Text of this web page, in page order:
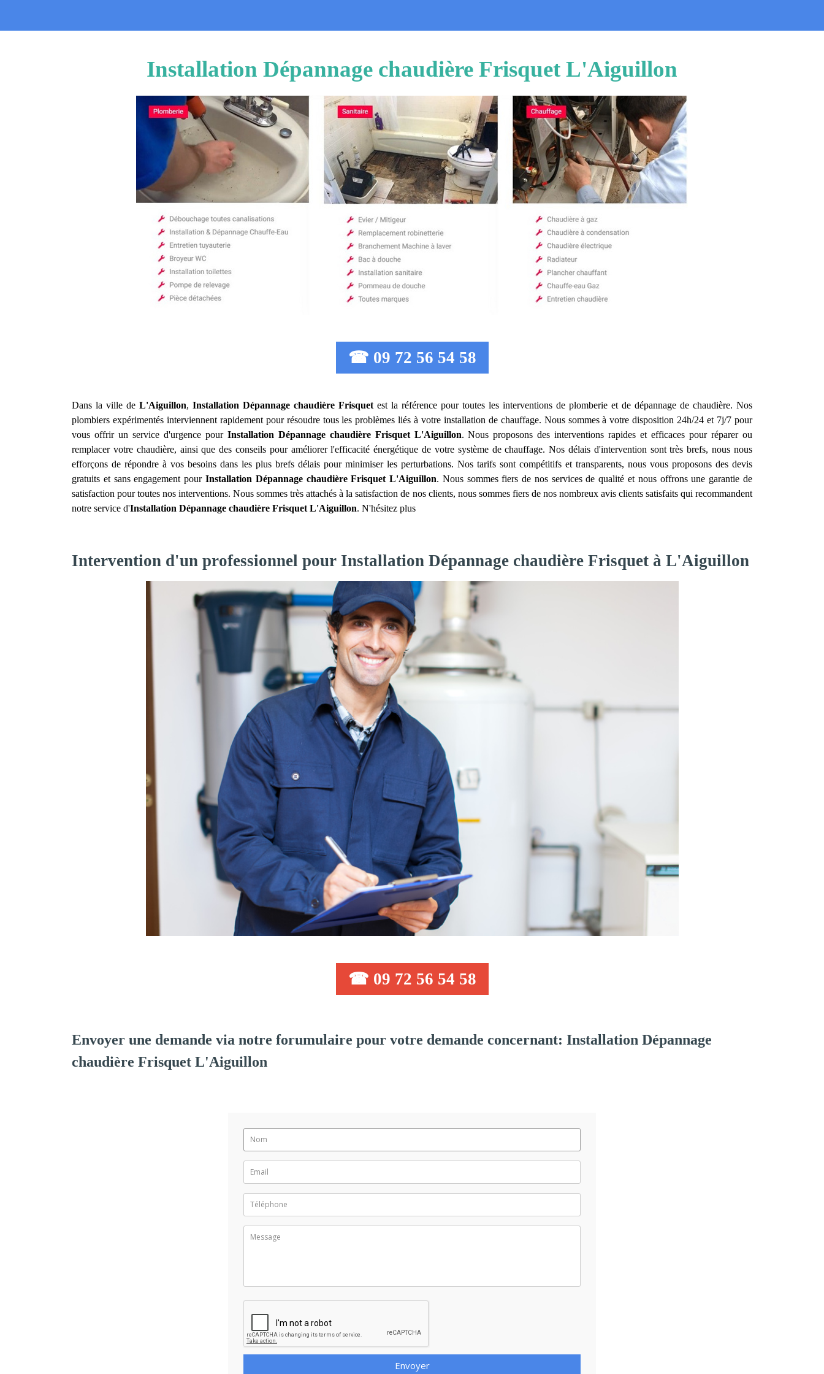
Installation Dépannage chaudière Frisquet L'Aiguillon
☎ 09 72 56 54 58
Dans la ville deL'Aiguillon,Installation Dépannage chaudière Frisquet est la référence pour toutes les interventions de plomberie et de dépannage de chaudière. Nos
plombiers expérimentés interviennent rapidement pour résoudre tous les problèmes liés à votre installation de chauffage. Nous sommes à votre disposition 24h/24 et 7j/7 pour
vous offrir un service d'urgence pour Installation Dépannage chaudière Frisquet L'Aiguillon. Nous proposons des interventions rapides et efficaces pour réparer ou
remplacer votre chaudière, ainsi que des conseils pour améliorer l'efficacité énergétique de votre système de chauffage. Nos délais d'intervention sont très brefs, nous nous
efforçons de répondre à vos besoins dans les plus brefs délais pour minimiser les perturbations. Nos tarifs sont compétitifs et transparents, nous vous proposons des devis
gratuits et sans engagement pour Installation Dépannage chaudière Frisquet L'Aiguillon. Nous sommes fiers de nos services de qualité et nous offrons une garantie de
satisfaction pour toutes nos interventions. Nous sommes très attachés à la satisfaction de nos clients, nous sommes fiers de nos nombreux avis clients satisfaits qui recommandent
notre service d'Installation Dépannage chaudière Frisquet L'Aiguillon. N'hésitez plus
Intervention d'un professionnel pour Installation Dépannage chaudière Frisquet à L'Aiguillon
☎ 09 72 56 54 58
Envoyer une demande via notre forumulaire pour votre demande concernant: Installation Dépannage
chaudière Frisquet L'Aiguillon
Envoyer